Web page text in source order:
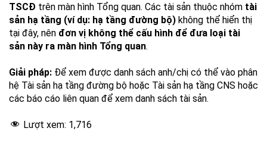
TSCĐ trên màn hình Tổng quan. Các tài sản thuộc nhóm tài
sản hạ tầng (ví dụ: hạ tầng đường bộ) không thể hiển thị
tại đây, nên đơn vị không thể cấu hình để đưa loại tài
sản này ra màn hình Tổng quan.
Giải pháp: Để xem được danh sách anh/chị có thể vào phân
hệ Tài sản hạ tầng đường bộ hoặc Tài sản hạ tầng CNS hoặc
các báo cáo liên quan để xem danh sách tài sản.
Lượt xem: 1,716